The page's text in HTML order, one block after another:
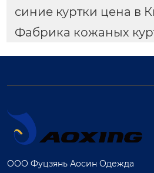
синие куртки цена в
Фабрика кожаных
ООО Фуцзянь Аосин Одежда